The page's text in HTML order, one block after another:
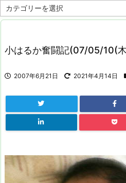
テ
ゴ
小はるか奮闘記(07/05/10(
2007年6月21日 2021年4月14日